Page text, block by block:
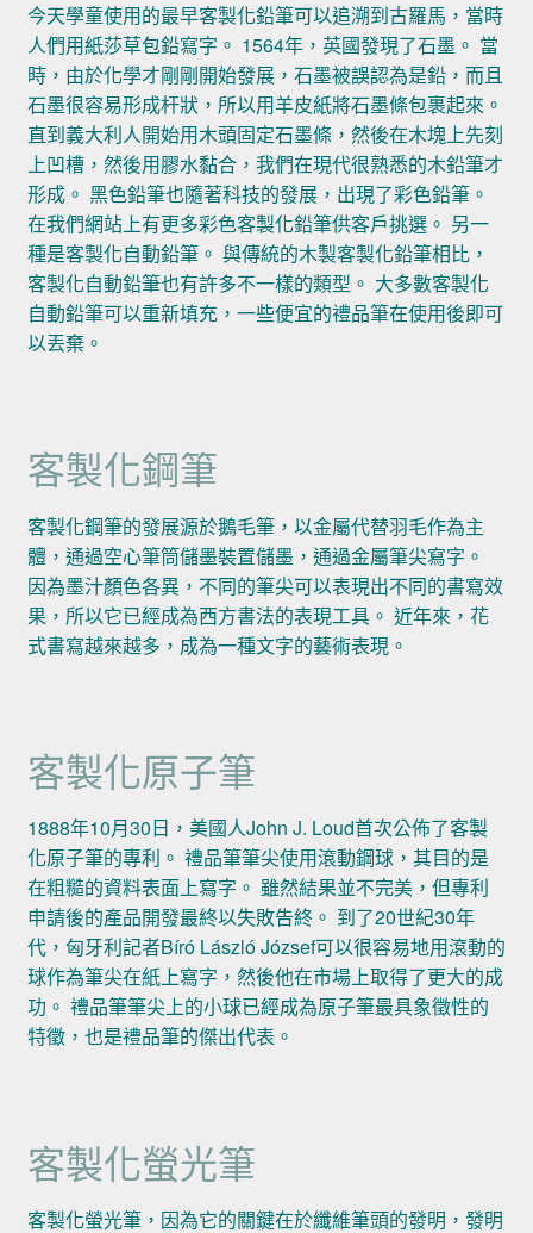
今天學童使用的最早客製化鉛筆可以追溯到古羅馬，當時
人們用紙莎草包鉛寫字。 1564年，英國發現了石墨。 當
時，由於化學才剛剛開始發展，石墨被誤認為是鉛，而且
石墨很容易形成杆狀，所以用羊皮紙將石墨條包裹起來。
直到義大利人開始用木頭固定石墨條，然後在木塊上先刻
上凹槽，然後用膠水黏合，我們在現代很熟悉的木鉛筆才
形成。 黑色鉛筆也隨著科技的發展，出現了彩色鉛筆。
在我們網站上有更多彩色客製化鉛筆供客戶挑選。 另一
種是客製化自動鉛筆。 與傳統的木製客製化鉛筆相比，
客製化自動鉛筆也有許多不一樣的類型。 大多數客製化
自動鉛筆可以重新填充，一些便宜的禮品筆在使用後即可
以丟棄。
客製化鋼筆
客製化鋼筆的發展源於鵝毛筆，以金屬代替羽毛作為主
體，通過空心筆筒儲墨裝置儲墨，通過金屬筆尖寫字。
因為墨汁顏色各異，不同的筆尖可以表現出不同的書寫效
果，所以它已經成為西方書法的表現工具。 近年來，花
式書寫越來越多，成為一種文字的藝術表現。
客製化原子筆
1888年10月30日，美國人John J. Loud首次公佈了客製
化原子筆的專利。 禮品筆筆尖使用滾動鋼球，其目的是
在粗糙的資料表面上寫字。 雖然結果並不完美，但專利
申請後的產品開發最終以失敗告終。 到了20世紀30年
代，匈牙利記者Bíró László József可以很容易地用滾動的
球作為筆尖在紙上寫字，然後他在市場上取得了更大的成
功。 禮品筆筆尖上的小球已經成為原子筆最具象徵性的
特徵，也是禮品筆的傑出代表。
客製化螢光筆
客製化螢光筆，因為它的關鍵在於纖維筆頭的發明，發明